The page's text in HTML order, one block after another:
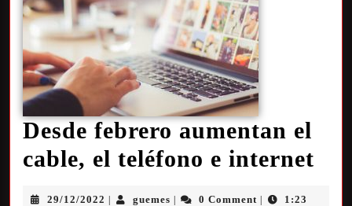
Desde febrero aumentan el
cable, el teléfono e internet
29/12/2022 guemes 0 Comment
1:23